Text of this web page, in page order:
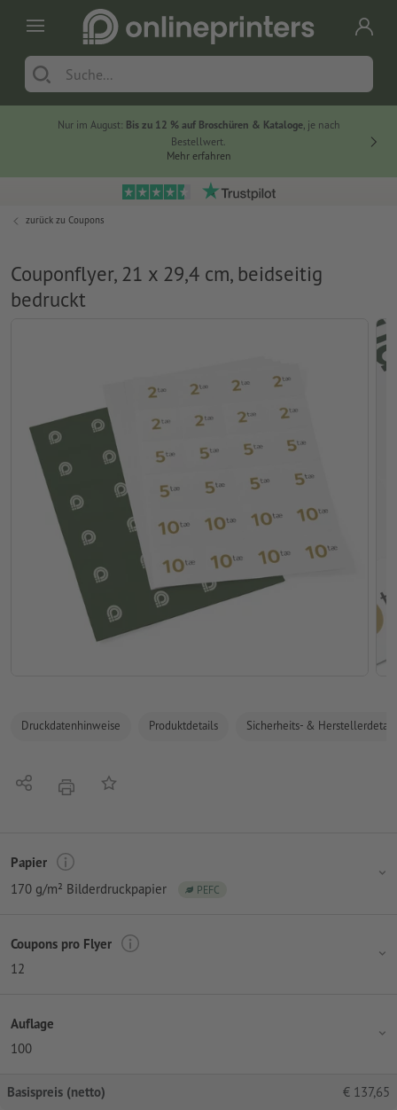
Nur im August: Bis zu 12 % auf Broschüren & Kataloge, je nach
Bestellwert.
Mehr erfahren
zurück zu Coupons
Couponflyer, 21 x 29,4 cm, beidseitig
bedruckt
Druckdatenhinweise Produktdetails Sicherheits- &
Teilen DruckenAuf die Merkliste
Papier
170 g/m² Bilderdruckpapier
PEFC
Coupons pro Flyer
12
Auflage
100
Basispreis (netto) € 137,65